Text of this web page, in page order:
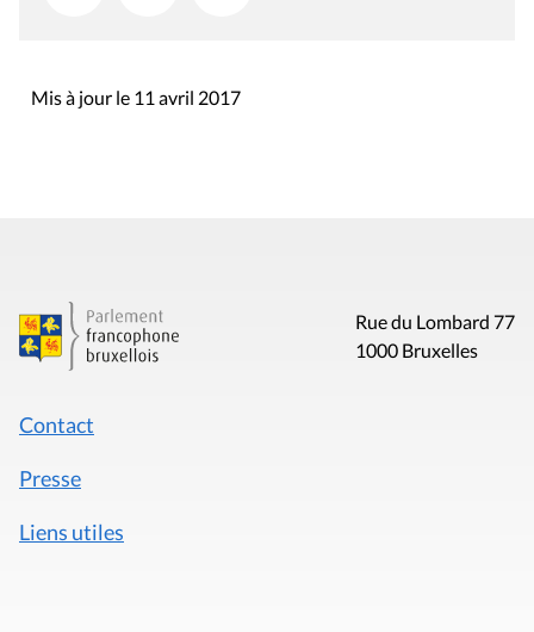
Mis à jour le 11 avril 2017
Rue du Lombard 77
1000 Bruxelles
Contact
Presse
Liens utiles